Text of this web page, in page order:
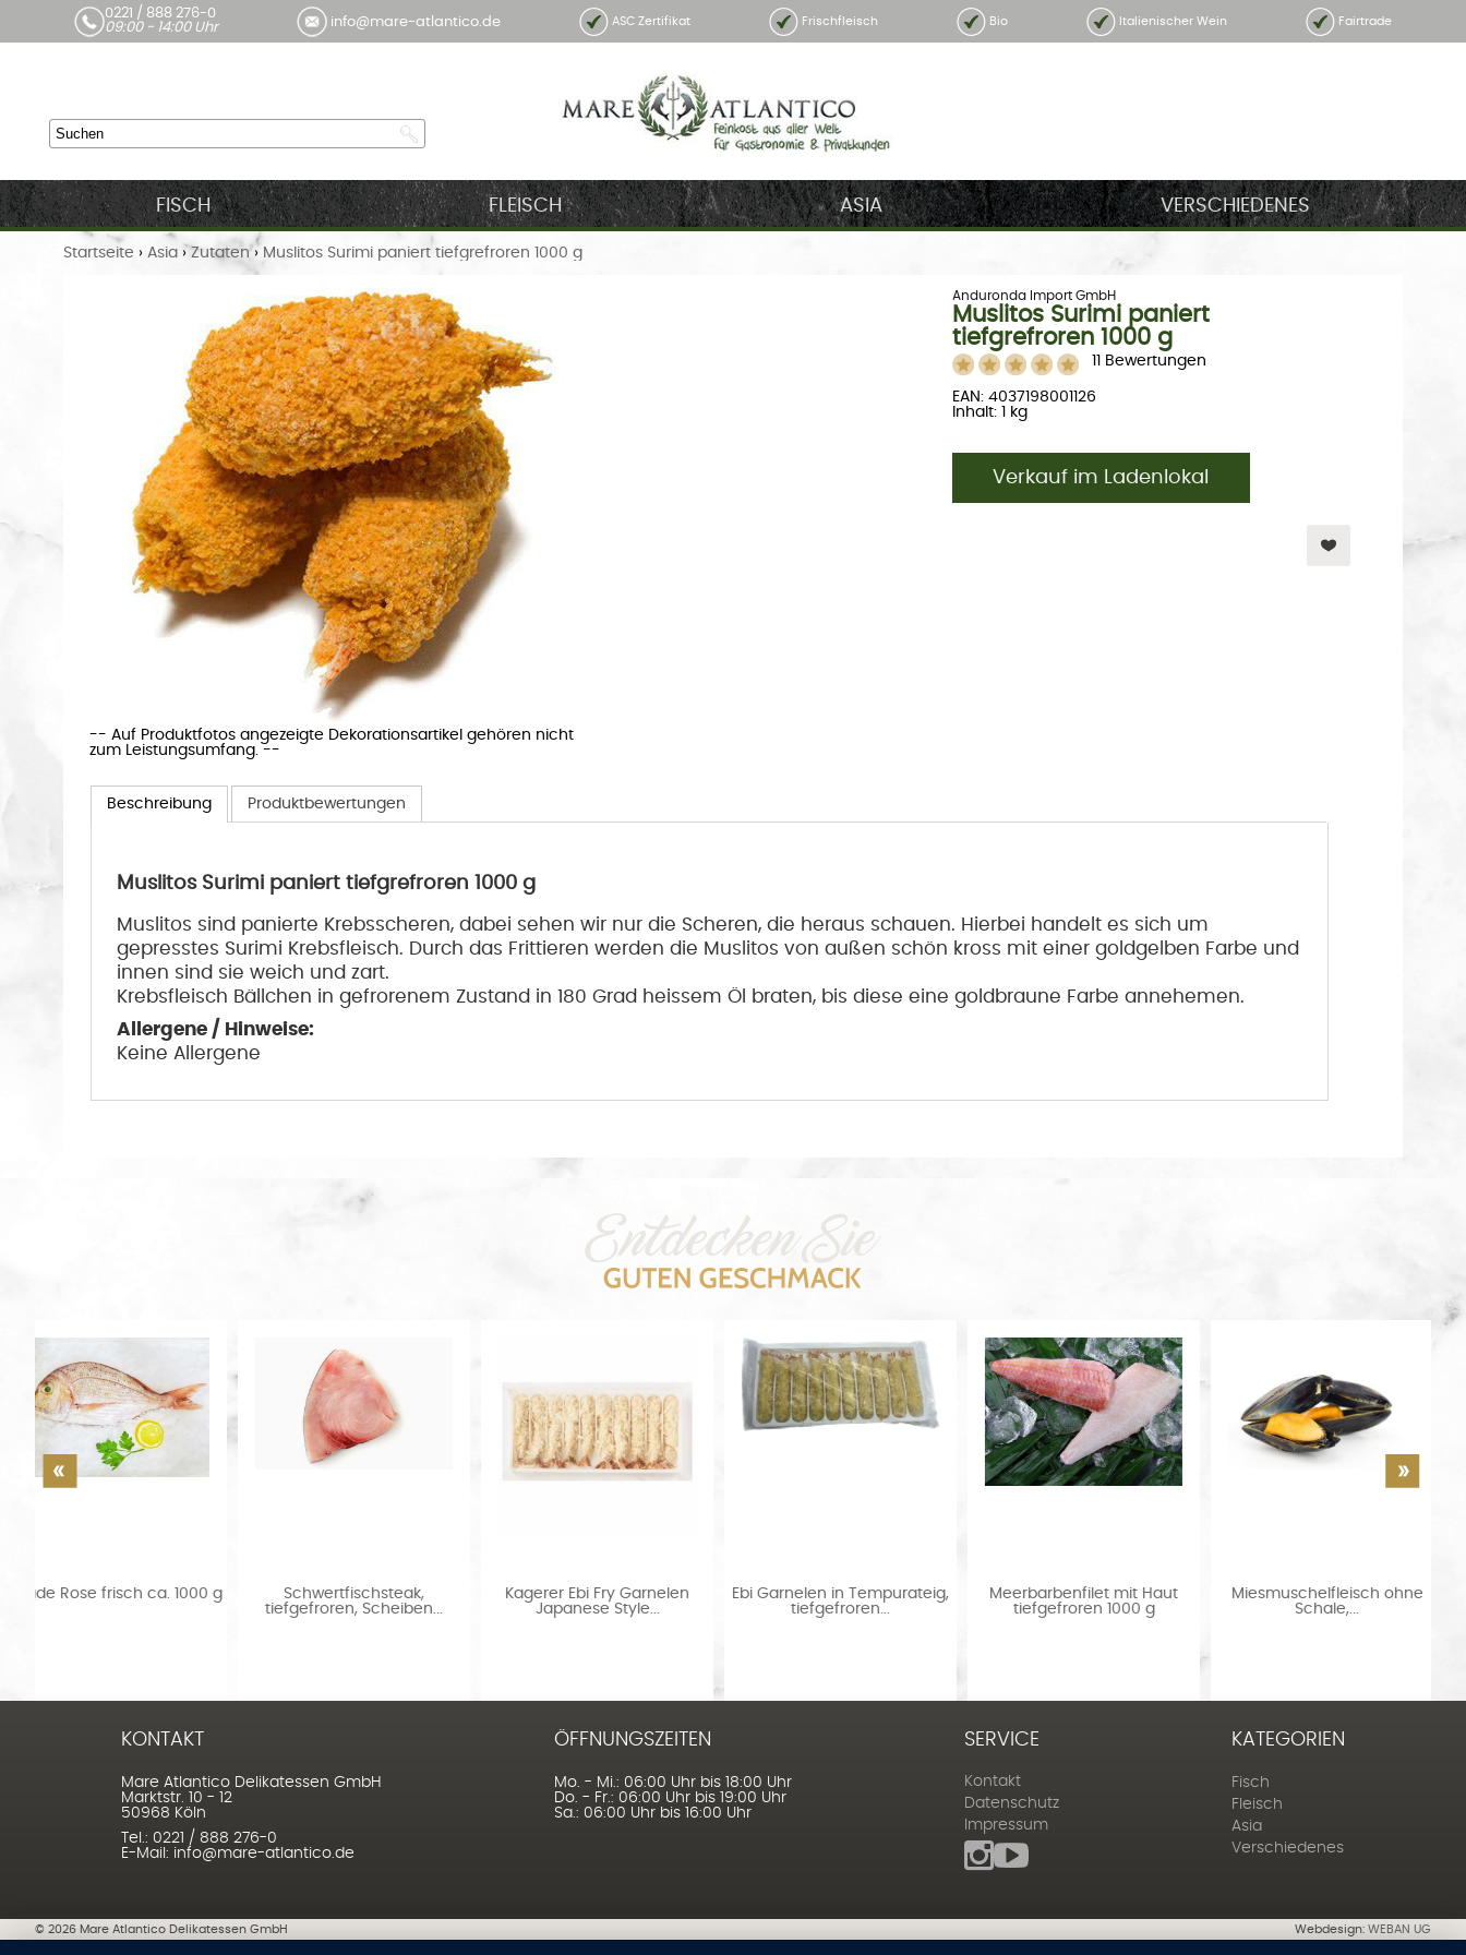
0221 / 888 276-0
09:00 - 14:00 Uhr
info@mare-atlantico.de ASC Zertifikat Frischfleisch Bio Italienischer Wein Fairtrade
FISCH FLEISCH ASIA VERSCHIEDENES
Startseite › Asia › Zutaten › Muslitos Surimi paniert tiefgrefroren 1000 g
-- Auf Produktfotos angezeigte Dekorationsartikel gehören nicht
zum Leistungsumfang. --
Anduronda Import GmbH
Muslitos Surimi paniert
tiefgrefroren 1000 g
11 Bewertungen
EAN: 4037198001126
Inhalt: 1 kg
Verkauf im Ladenlokal
Beschreibung Produktbewertungen
Muslitos Surimi paniert tiefgrefroren 1000 g
Muslitos sind panierte Krebsscheren, dabei sehen wir nur die Scheren, die heraus schauen. Hierbei handelt es sich um
gepresstes Surimi Krebsfleisch. Durch das Frittieren werden die Muslitos von außen schön kross mit einer goldgelben Farbe und
innen sind sie weich und zart.
Krebsfleisch Bällchen in gefrorenem Zustand in 180 Grad heissem Öl braten, bis diese eine goldbraune Farbe annehemen.
Allergene / Hinweise:
Keine Allergene
Schwertfischsteak,
Kagerer Ebi Fry Garnelen
Japanese Style...
Ebi Garnelen in Tempurateig,
tiefgefroren...
Meerbarbenfilet mit Haut
tiefgefroren 1000 g
Miesmuschelfleisch ohne
Schale,...
Thunfischfilet Sashimi
AAA frisch ca...
KONTAKT
Mare Atlantico Delikatessen GmbH
Marktstr. 10 - 12
50968 Köln
Tel.: 0221 / 888 276-0
E-Mail: info@mare-atlantico.de
ÖFFNUNGSZEITEN
Mo. - Mi.: 06:00 Uhr bis 18:00 Uhr
Do. - Fr.: 06:00 Uhr bis 19:00 Uhr
Sa.: 06:00 Uhr bis 16:00 Uhr
SERVICE
Kontakt
Datenschutz
Impressum
KATEGORIEN
Fisch
Fleisch
Asia
Verschiedenes
© 2026 Mare Atlantico Delikatessen GmbH Webdesign: WEBAN UG